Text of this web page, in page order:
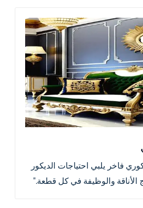
فاخر يلبي احتياجات الديكور
الأناقة والوظيفة في كل قطعة."